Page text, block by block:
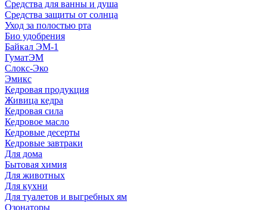
Средства для ванны и душа
Средства защиты от солнца
Уход за полостью рта
Био удобрения
Байкал ЭМ-1
ГуматЭМ
Слокс-Эко
Эмикс
Кедровая продукция
Живица кедра
Кедровая сила
Кедровое масло
Кедровые десерты
Кедровые завтраки
Для дома
Бытовая химия
Для животных
Для кухни
Для туалетов и выгребных ям
Озонаторы